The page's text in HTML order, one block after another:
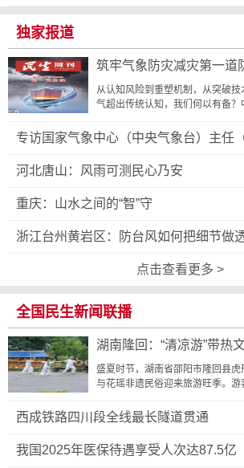
独家报道
筑牢气象防灾减灾第一道
从认知风险到重塑机制，从突破
气超出传统认知，我们何以有备
专访国家气象中心（中央气象台）主任
金荣花：提升极端天气监测预报预警能力
河北唐山：风雨可测民心乃安
重庆：山水之间的“智”守
浙江台州黄岩区：防台风如何把细节做
点击查看更多 >
全国民生新闻联播
湖南隆回：“清凉游”带热
盛夏时节，湖南省邵阳市隆回县
与花瑶非遗民俗迎来旅游旺季。
西成铁路四川段全线最长隧道贯通
我国2025年医保待遇享受人次达87.5亿